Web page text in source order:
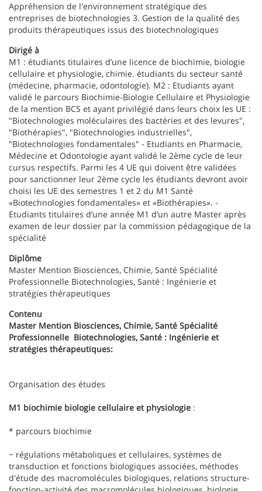
Appréhension de l'environnement stratégique des
entreprises de biotechnologies 3. Gestion de la qualité des
produits thérapeutiques issus des biotechnologiques
Dirigé à
M1 : étudiants titulaires d’une licence de biochimie, biologie
cellulaire et physiologie, chimie. étudiants du secteur santé
(médecine, pharmacie, odontologie). M2 : Etudiants ayant
validé le parcours Biochimie-Biologie Cellulaire et Physiologie
de la mention BCS et ayant privilégié dans leurs choix les UE :
"Biotechnologies moléculaires des bactéries et des levures",
"Biothérapies", "Biotechnologies industrielles",
"Biotechnologies fondamentales" - Etudiants en Pharmacie,
Médecine et Odontologie ayant validé le 2ème cycle de leur
cursus respectifs. Parmi les 4 UE qui doivent être validées
pour sanctionner leur 2ème cycle les étudiants devront avoir
choisi les UE des semestres 1 et 2 du M1 Santé
«Biotechnologies fondamentales» et «Biothérapies». -
Etudiants titulaires d’une année M1 d’un autre Master après
examen de leur dossier par la commission pédagogique de la
spécialité
Diplôme
Master Mention Biosciences, Chimie, Santé Spécialité
Professionnelle Biotechnologies, Santé : Ingénierie et
stratégies thérapeutiques
Contenu
Master Mention Biosciences, Chimie, Santé Spécialité
Professionnelle Biotechnologies, Santé : Ingénierie et
stratégies thérapeutiques:
Organisation des études
M1 biochimie biologie cellulaire et physiologie :
* parcours biochimie
~ régulations métaboliques et cellulaires, systèmes de
transduction et fonctions biologiques associées, méthodes
d'étude des macromolécules biologiques, relations structure-